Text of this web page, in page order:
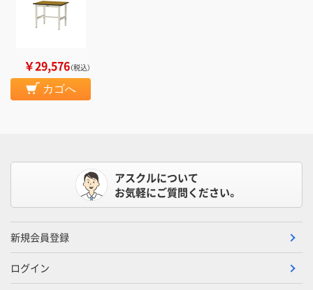
￥29,576（税込）
カゴへ
アスクルについて
お気軽にご質問ください。
新規会員登録
ログイン